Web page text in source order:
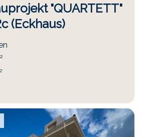
"QUARTETT"
(Eckhaus)